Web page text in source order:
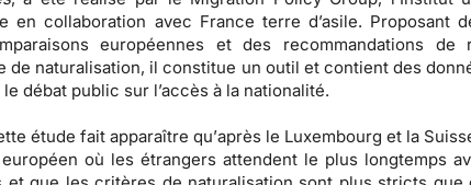
en collaboration avec France terre d’asile. Proposant
européennes et des recommandations
de naturalisation, il constitue un outil et contient des
débat public sur l’accès à la nationalité.
étude fait apparaître qu’après le Luxembourg et la
où les étrangers attendent le plus longtemps